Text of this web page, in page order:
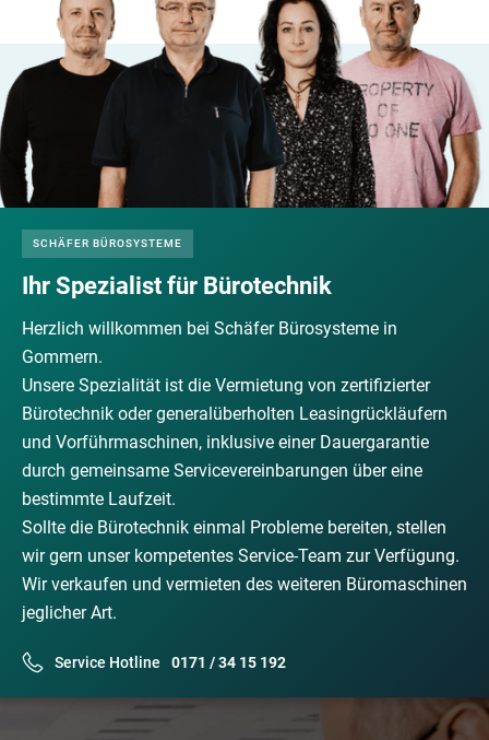
SCHÄFER BÜROSYSTEME
Ihr Spezialist für Bürotechnik
Herzlich willkommen bei Schäfer Bürosysteme in
Gommern.
Unsere Spezialität ist die Vermietung von zertifizierter
Bürotechnik oder generalüberholten Leasingrückläufern
und Vorführmaschinen, inklusive einer Dauergarantie
durch gemeinsame Servicevereinbarungen über eine
bestimmte Laufzeit.
Sollte die Bürotechnik einmal Probleme bereiten, stellen
wir gern unser kompetentes Service-Team zur Verfügung.
Wir verkaufen und vermieten des weiteren Büromaschinen
jeglicher Art.
Service Hotline 0171 / 34 15 192